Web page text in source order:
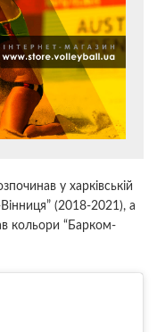
у харківській
(2018-2021), а
кольори “Барком-